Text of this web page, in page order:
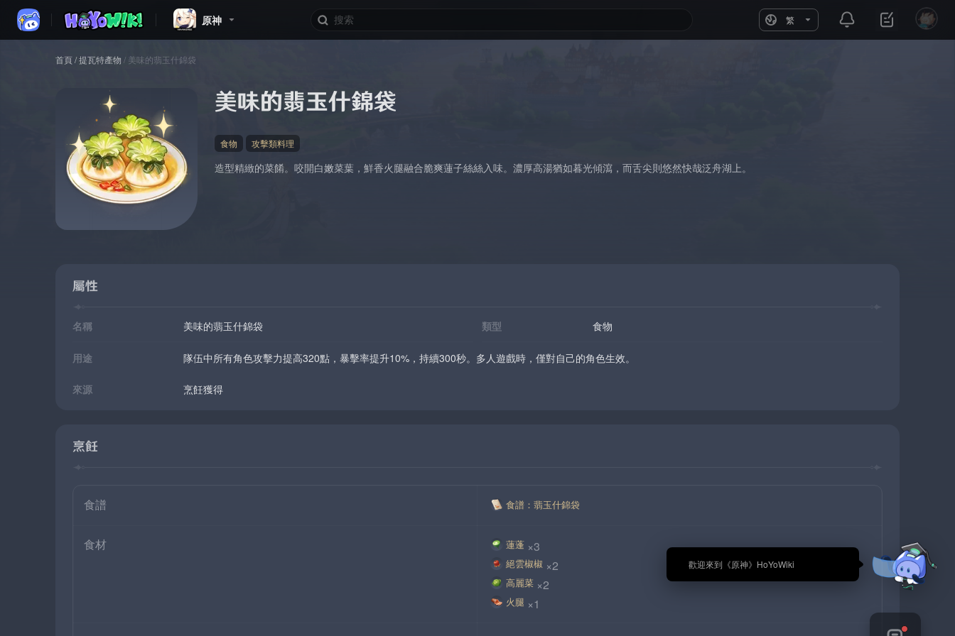
原神 繁
🎉 歡迎來到《原神》HoYoWiki
首頁/提瓦特產物 / 美味的翡玉什錦袋
美味的翡玉什錦袋
食物 攻擊類料理
造型精緻的菜餚。咬開白嫩菜葉，鮮香火腿融合脆爽蓮子絲絲入味。濃厚高湯猶如暮光傾瀉，而舌尖則悠然快哉泛舟湖上。
屬性
名稱 美味的翡玉什錦袋 類型 食物
用途 隊伍中所有角色攻擊力提高320點，暴擊率提升10%，持續300秒。多人遊戲時，僅對自己的角色生效。
來源 烹飪獲得
烹飪
食譜 食譜：翡玉什錦袋
食材 蓮蓬 ×3
絕雲椒椒 ×2
高麗菜 ×2
火腿 ×1